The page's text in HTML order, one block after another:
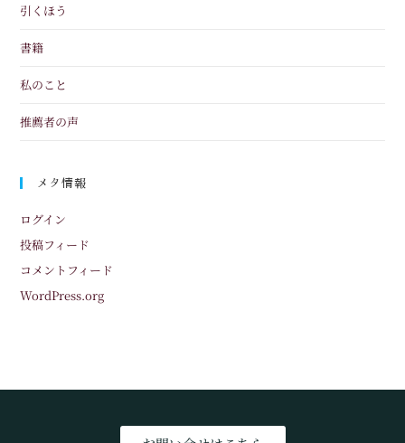
引くほう
書籍
私のこと
推薦者の声
メタ情報
ログイン
投稿フィード
コメントフィード
WordPress.org